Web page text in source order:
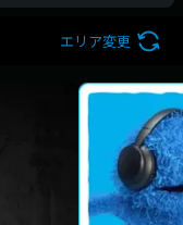
エリア変更